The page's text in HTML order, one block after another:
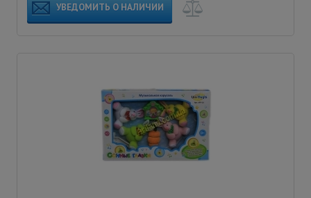
УВЕДОМИТЬ О НАЛИЧИИ